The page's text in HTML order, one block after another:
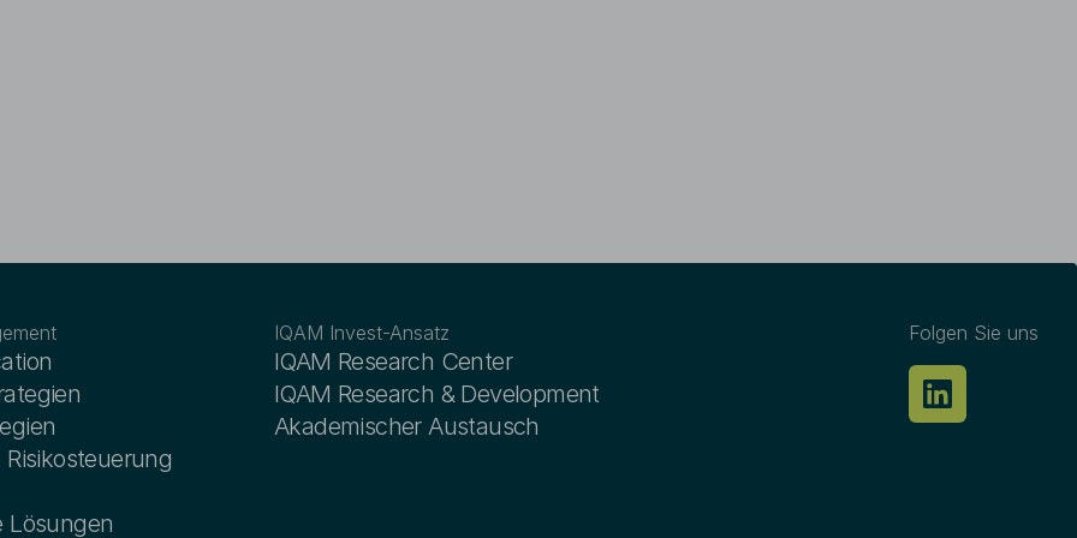
Lösungen
IQAM Invest-Ansatz
IQAM Research Center
IQAM Research & Development
Akademischer Austausch
Folgen Sie uns